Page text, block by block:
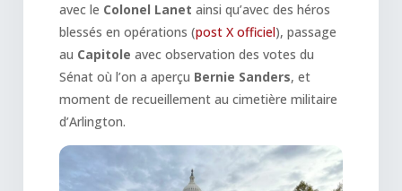
avec le Colonel Lanet ainsi qu’avec des héros
blessés en opérations (post X officiel), passage
au Capitole avec observation des votes du
Sénat où l’on a aperçu Bernie Sanders, et
moment de recueillement au cimetière militaire
d’Arlington.